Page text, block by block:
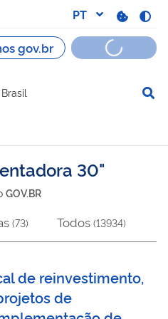
30
GOV.BR
(73) Todos (13934)
de reinvestimento,
de